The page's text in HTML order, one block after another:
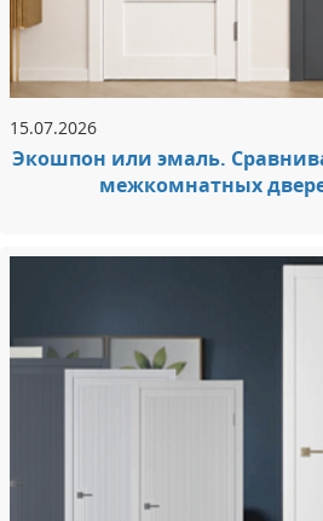
15.07.2026
Экошпон или эмаль.
межкомнатных